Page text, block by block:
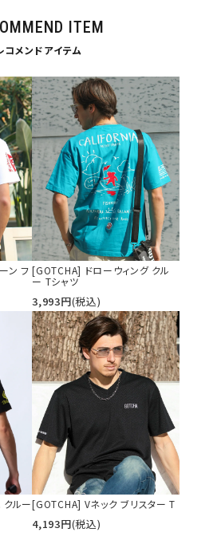
M
L
XXL
XXXL
30inc
32inc
36inc
38inc
KIDS
ITEM
コメンドアイテム
ン フ [GOTCHA] ドローウィング クル
ー Tシャツ
3,993円(税込)
ルー[GOTCHA] Vネック ブリスター T
4,193円(税込)